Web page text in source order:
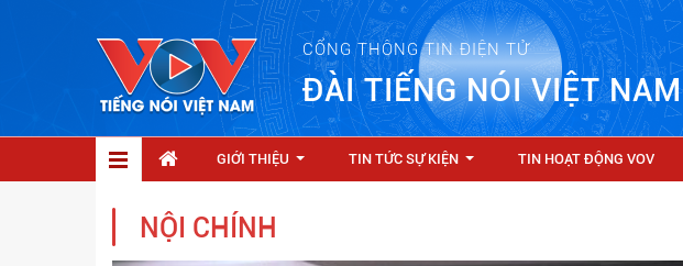
CỔNG THÔNG TIN ĐIỆN TỬ
ĐÀI TIẾNG NÓI VIỆT NAM
GIỚI THIỆU TIN TỨC SỰ KIỆN TIN HOẠT ĐỘNG VOV
NỘI CHÍNH